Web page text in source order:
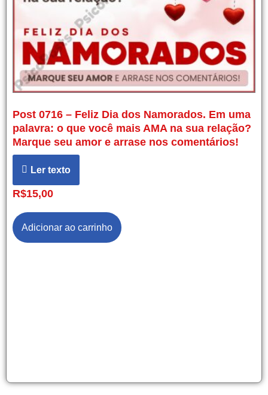
Post 0716 – Feliz Dia dos Namorados. Em uma
palavra: o que você mais AMA na sua relação?
Marque seu amor e arrase nos comentários!
Ler texto
R$15,00
Adicionar ao carrinho